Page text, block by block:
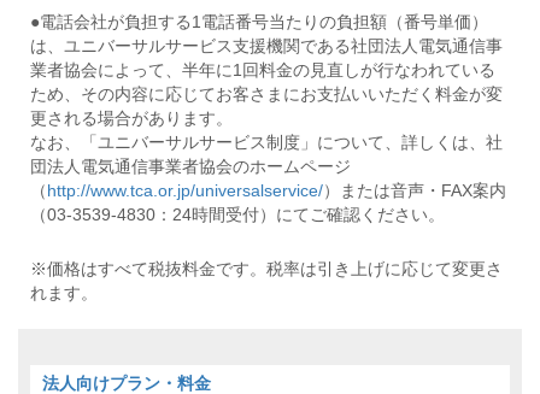
●電話会社が負担する1電話番号当たりの負担額（番号単価）
は、ユニバーサルサービス支援機関である社団法人電気通信事
業者協会によって、半年に1回料金の見直しが行なわれている
ため、その内容に応じてお客さまにお支払いいただく料金が変
更される場合があります。
なお、「ユニバーサルサービス制度」について、詳しくは、社
団法人電気通信事業者協会のホームページ
（http://www.tca.or.jp/universalservice/）または音声・FAX案内
（03-3539-4830：24時間受付）にてご確認ください。
※価格はすべて税抜料金です。税率は引き上げに応じて変更さ
れます。
法人向けプラン・料金